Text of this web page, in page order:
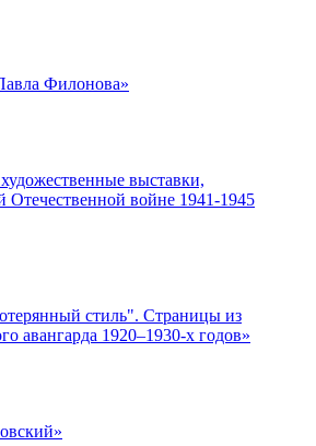
Филонова»
выставки,
войне 1941-1945
стиль". Страницы из
авангарда 1920–1930-х годов»